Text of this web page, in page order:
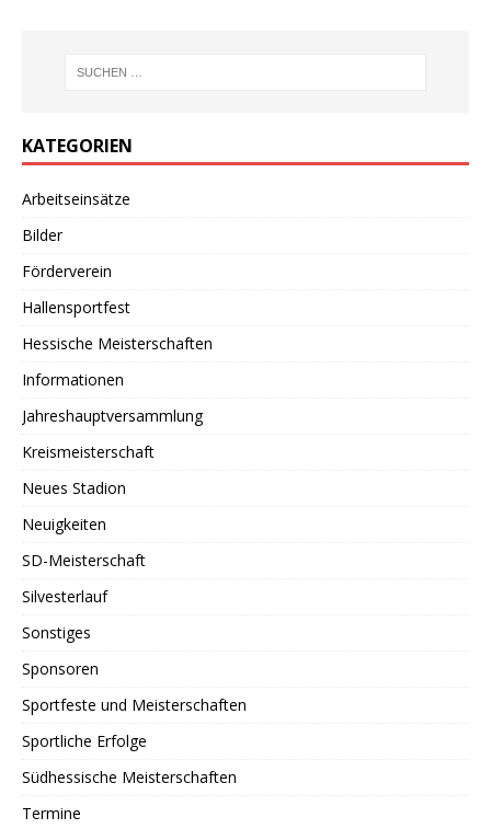
KATEGORIEN
Arbeitseinsätze
Bilder
Förderverein
Hallensportfest
Hessische Meisterschaften
Informationen
Jahreshauptversammlung
Kreismeisterschaft
Neues Stadion
Neuigkeiten
SD-Meisterschaft
Silvesterlauf
Sonstiges
Sponsoren
Sportfeste und Meisterschaften
Sportliche Erfolge
Südhessische Meisterschaften
Termine